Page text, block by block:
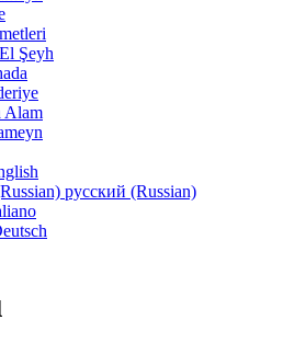
Şeyh
Alam
русский (Russian)